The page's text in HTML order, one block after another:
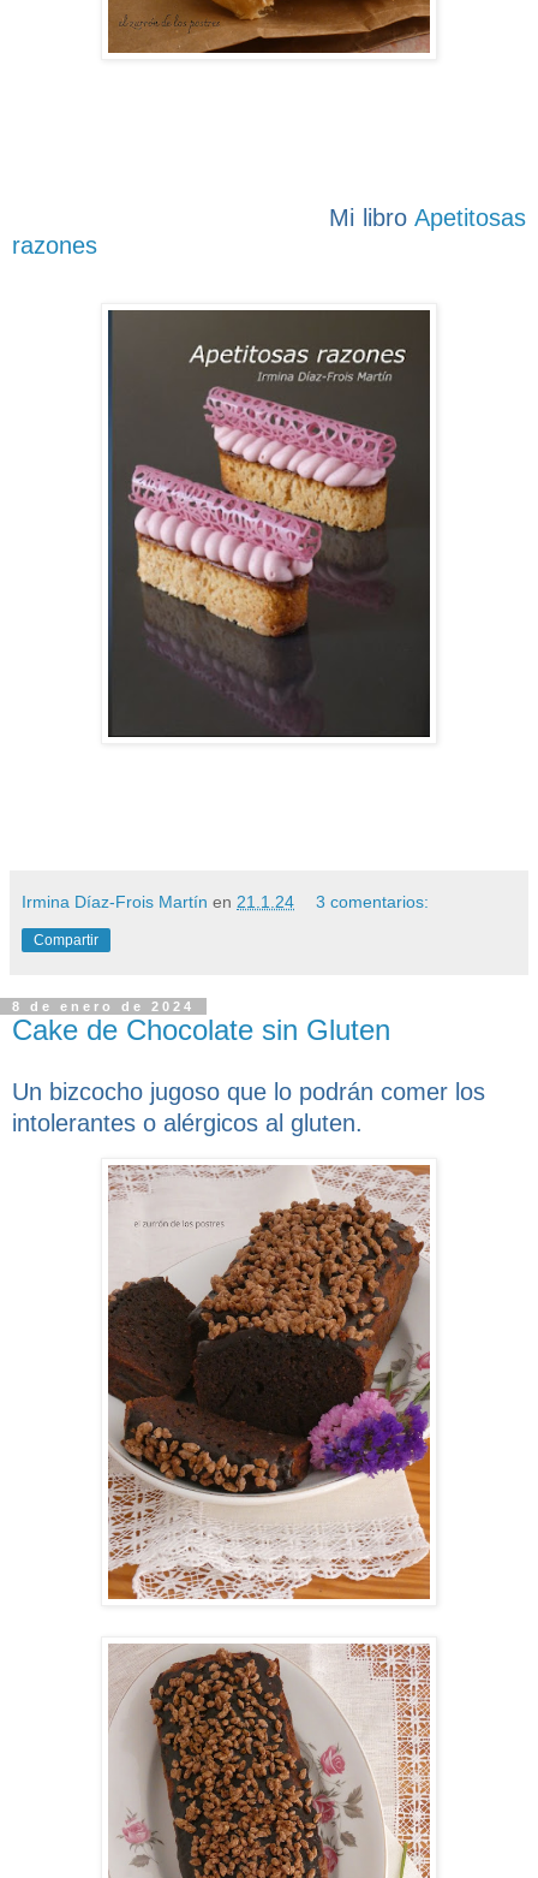
Mi libro Apetitosas
razones
Irmina Díaz-Frois Martín en 21.1.24 3 comentarios:
Compartir
8 de enero de 2024
Cake de Chocolate sin Gluten
Un bizcocho jugoso que lo podrán comer los
intolerantes o alérgicos al gluten.